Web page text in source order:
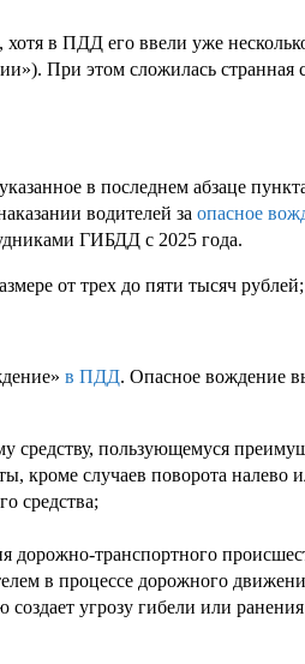
в ПДД его ввели уже
При этом сложилась странная
в последнем абзаце
водителей за опасное
ГИБДД с 2025 года.
от трех до пяти тысяч
в ПДД. Опасное вождение
средству, пользующемуся
случаев поворота налево
средства;
дорожно-транспортного
в процессе дорожного
угрозу гибели или